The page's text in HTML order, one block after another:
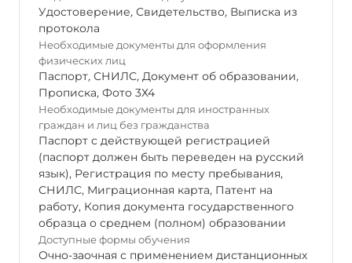
Удостоверение, Свидетельство, Выписка из
протокола
Необходимые документы для оформления
физических лиц
Паспорт, СНИЛС, Документ об образовании,
Прописка, Фото 3Х4
Необходимые документы для иностранных
граждан и лиц без гражданства
Паспорт с действующей регистрацией
(паспорт должен быть переведен на русский
язык), Регистрация по месту пребывания,
СНИЛС, Миграционная карта, Патент на
работу, Копия документа государственного
образца о среднем (полном) образовании
Доступные формы обучения
Очно-заочная с применением дистанционных